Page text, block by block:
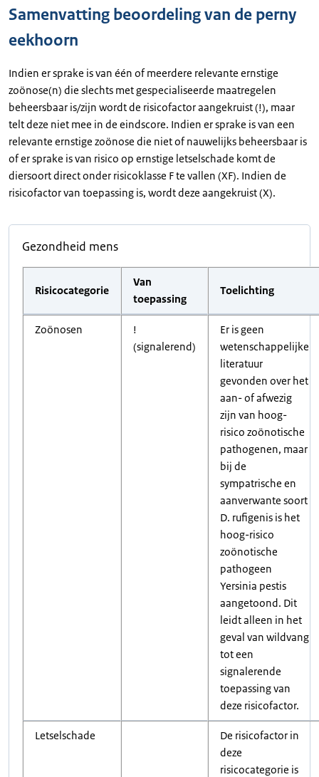
Samenvatting beoordeling van de perny
eekhoorn
Indien er sprake is van één of meerdere relevante ernstige
zoönose(n) die slechts met gespecialiseerde maatregelen
beheersbaar is/zijn wordt de risicofactor aangekruist (!), maar
telt deze niet mee in de eindscore. Indien er sprake is van een
relevante ernstige zoönose die niet of nauwelijks beheersbaar is
of er sprake is van risico op ernstige letselschade komt de
diersoort direct onder risicoklasse F te vallen (XF). Indien de
risicofactor van toepassing is, wordt deze aangekruist (X).
Gezondheid mens
Risicocategorie
Van
toepassing
Toelichting
Zoönosen
!
(signalerend)
Er is geen
wetenschappelijke
literatuur
gevonden over het
aan- of afwezig
zijn van hoog-
risico zoönotische
pathogenen, maar
bij de
sympatrische en
aanverwante soort
D. rufigenis is het
hoog-risico
zoönotische
pathogeen
Yersinia pestis
aangetoond. Dit
leidt alleen in het
geval van wildvang
tot een
signalerende
toepassing van
deze risicofactor.
Letselschade
De risicofactor in
deze
risicocategorie is